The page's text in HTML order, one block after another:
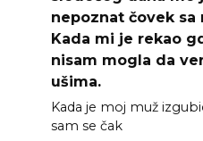
nepoznat čovek sa
Kada mi je rekao
nisam mogla da
ušima.
Kada je moj muž
sam se čak